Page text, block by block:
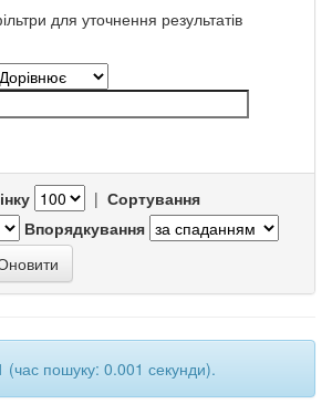
для уточнення результатів
| Сортування
Впорядкування
(час пошуку: 0.001 секунди).